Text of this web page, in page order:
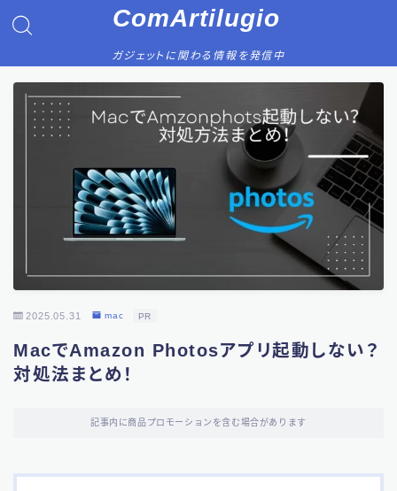
ComArtilugio
ガジェットに関わる情報を発信中
2025.05.31 mac PR
MacでAmazon Photosアプリ起動しない？
対処法まとめ！
記事内に商品プロモーションを含む場合があります